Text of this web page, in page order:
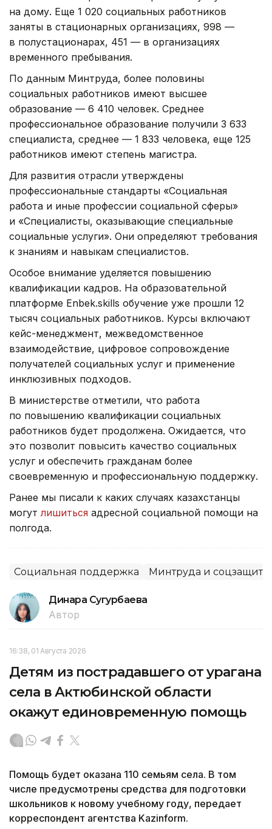
на дому. Еще 1 020 социальных работников
заняты в стационарных организациях, 998 —
в полустационарах, 451 — в организациях
временного пребывания.
По данным Минтруда, более половины
социальных работников имеют высшее
образование — 6 410 человек. Среднее
профессиональное образование получили 3 633
специалиста, среднее — 1 833 человека, еще 125
работников имеют степень магистра.
Для развития отрасли утверждены
профессиональные стандарты «Социальная
работа и иные профессии социальной сферы»
и «Специалисты, оказывающие специальные
социальные услуги». Они определяют требования
к знаниям и навыкам специалистов.
Особое внимание уделяется повышению
квалификации кадров. На образовательной
платформе Enbek.skills обучение уже прошли 12
тысяч социальных работников. Курсы включают
кейс-менеджмент, межведомственное
взаимодействие, цифровое сопровождение
получателей социальных услуг и применение
инклюзивных подходов.
В министерстве отметили, что работа
по повышению квалификации социальных
работников будет продолжена. Ожидается, что
это позволит повысить качество социальных
услуг и обеспечить гражданам более
своевременную и профессиональную поддержку.
Ранее мы писали к каких случаях казахстанцы
могутлишиться адресной социальной помощи на
полгода.
Социальная поддержка Минтруда и
Динара Сугурбаева
Автор
16:38, 01 Августа 2026
Детям из пострадавшего от урагана
села в Актюбинской области
окажут единовременную помощь
Помощь будет оказана 110 семьям села. В том
числе предусмотрены средства для подготовки
школьников к новому учебному году, передает
корреспондент агентства Kazinform.